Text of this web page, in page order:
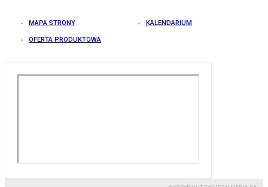
MAPA STRONY KALENDARIUM
OFERTA PRODUKTOWA